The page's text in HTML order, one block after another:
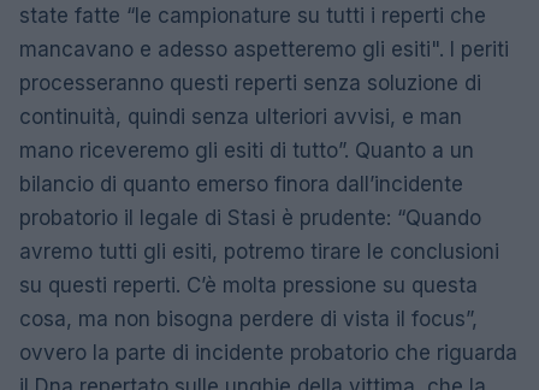
state fatte “le campionature su tutti i reperti che
mancavano e adesso aspetteremo gli esiti". I periti
processeranno questi reperti senza soluzione di
continuità, quindi senza ulteriori avvisi, e man
mano riceveremo gli esiti di tutto”. Quanto a un
bilancio di quanto emerso finora dall’incidente
probatorio il legale di Stasi è prudente: “Quando
avremo tutti gli esiti, potremo tirare le conclusioni
su questi reperti. C’è molta pressione su questa
cosa, ma non bisogna perdere di vista il focus”,
ovvero la parte di incidente probatorio che riguarda